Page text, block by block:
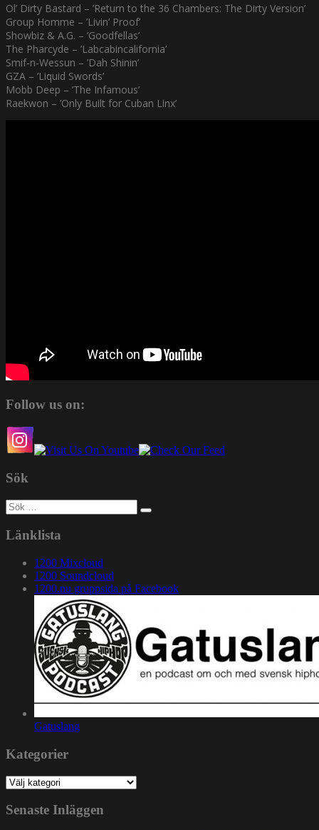
Ol’ Dirty Bastard – ’Return to the 36 Chambers: The Dirty Version’
Group Homme – ’Livin’ Proof’
Showbiz & A.G. – ’Goodfellas’
The Pharcyde – ’Labcabincalifornia’
Smif-n-Wessun – ’Dah Shinin’
GZA – ’Liquid Swords’
Mobb Deep – ’The Infamous’
Raekwon – ’Only Built for Cuban Linx’
Follow us on:
Sök
Sök
efter:
Länklista
1200 Mixcloud
1200 Soundcloud
1200.nu gruppsida på Facebook
Gatuslang
Kategorier
Kategorier
Senaste Inläggen